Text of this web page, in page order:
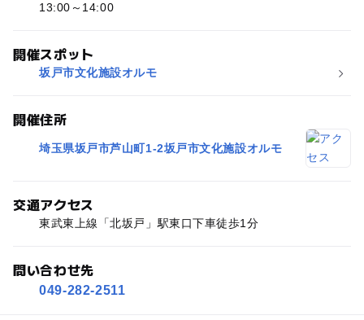
13:00～14:00
開催スポット
坂戸市文化施設オルモ
開催住所
埼玉県坂戸市芦山町1-2坂戸市文化施設オルモ
交通アクセス
東武東上線「北坂戸」駅東口下車徒歩1分
問い合わせ先
049-282-2511